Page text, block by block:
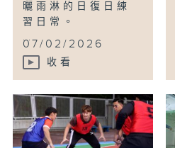
曬雨淋的日復日練
習日常。
...
07/02/2026
收看